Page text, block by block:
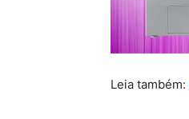
Leia também: